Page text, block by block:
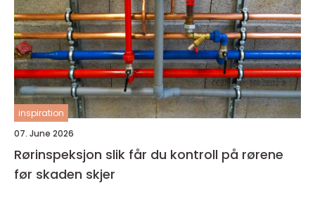
inspiration
07. June 2026
Rørinspeksjon slik får du kontroll på rørene
før skaden skjer